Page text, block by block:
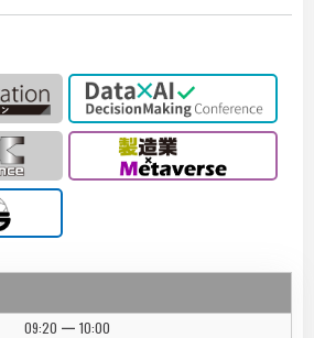
09:20
| 10:00